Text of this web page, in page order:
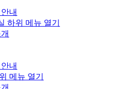
내
하위 메뉴 열기
내
메뉴 열기